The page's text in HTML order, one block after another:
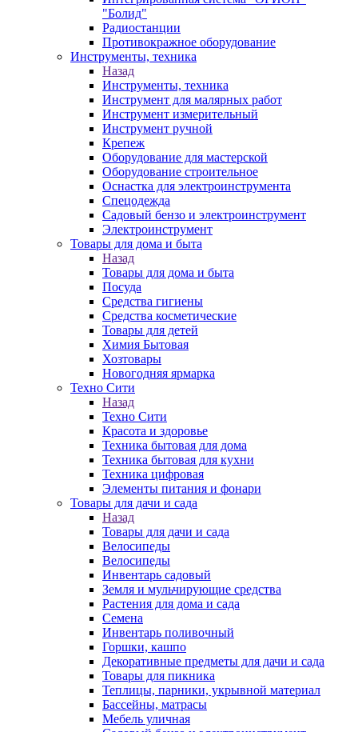
"Болид"
Радиостанции
Противокражное оборудование
Инструменты, техника
Назад
Инструменты, техника
Инструмент для малярных работ
Инструмент измерительный
Инструмент ручной
Крепеж
Оборудование для мастерской
Оборудование строительное
Оснастка для электроинструмента
Спецодежда
Садовый бензо и электроинструмент
Электроинструмент
Товары для дома и быта
Назад
Товары для дома и быта
Посуда
Средства гигиены
Средства косметические
Товары для детей
Химия Бытовая
Хозтовары
Новогодняя ярмарка
Техно Сити
Назад
Техно Сити
Красота и здоровье
Техника бытовая для дома
Техника бытовая для кухни
Техника цифровая
Элементы питания и фонари
Товары для дачи и сада
Назад
Товары для дачи и сада
Велосипеды
Велосипеды
Инвентарь садовый
Земля и мульчирующие средства
Растения для дома и сада
Семена
Инвентарь поливочный
Горшки, кашпо
Декоративные предметы для дачи и сада
Товары для пикника
Теплицы, парники, укрывной материал
Бассейны, матрасы
Мебель уличная